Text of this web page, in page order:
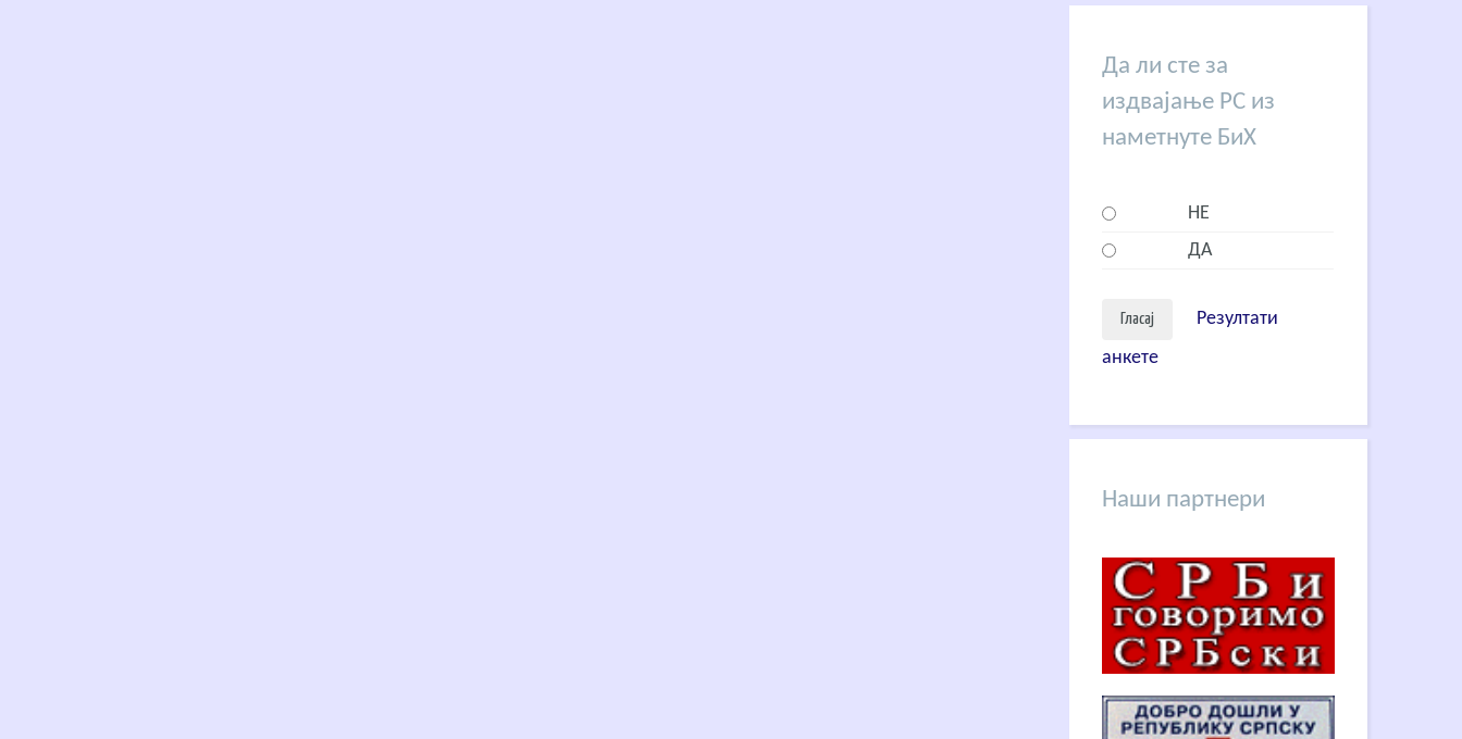
Да ли сте за
издвајање РС из
наметнуте БиХ
НЕ
ДА
Резултати
анкете
Наши партнери